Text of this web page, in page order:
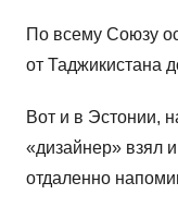
По всему Союзу
от Таджикистана
Вот и в Эстонии,
«дизайнер» взял
отдаленно